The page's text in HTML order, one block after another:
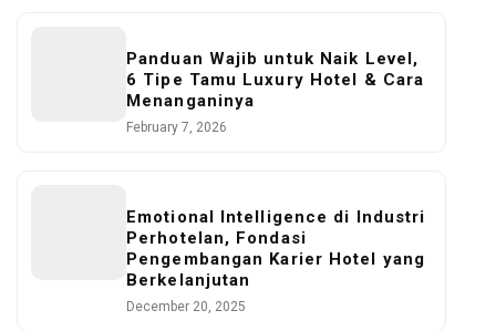
Panduan Wajib untuk Naik Level,
6 Tipe Tamu Luxury Hotel & Cara
Menanganinya
February 7, 2026
Emotional Intelligence di Industri
Perhotelan, Fondasi
Pengembangan Karier Hotel yang
Berkelanjutan
December 20, 2025